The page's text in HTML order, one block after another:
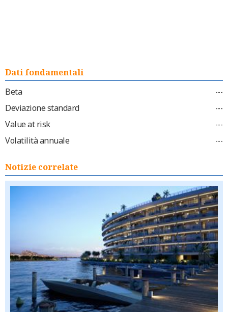
Dati fondamentali
Beta
---
Deviazione standard ---
Value at risk ---
Volatilità annuale ---
Notizie correlate